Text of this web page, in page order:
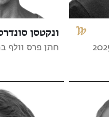
ונקטסן
חתן פרס וולף